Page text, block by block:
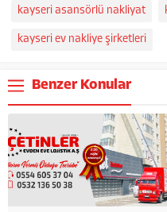
kayseri asansörlü nakliyat
kayseri ev nakliye şirketleri
Benzer Konular